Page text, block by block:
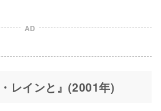
AD
レインと』(2001年)